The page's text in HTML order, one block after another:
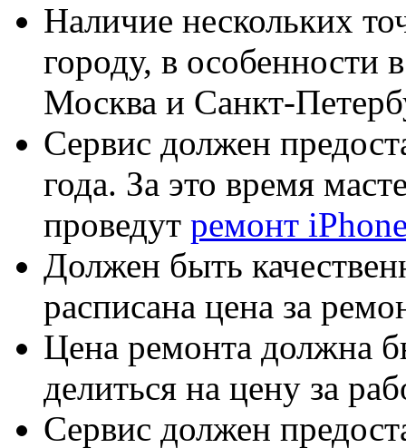
Наличие нескольких
городу, в особенности
Москва и Санкт-
Сервис должен
года. За это время
проведут ремонт
Должен быть
расписана цена за
Цена ремонта должна
делиться на цену за
Сервис должен